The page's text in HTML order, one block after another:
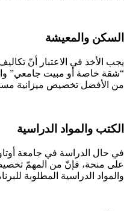
السكن والمعيشة
يجب الأخذ في الاعتبار أنّ
“شقة خاصة أو مبيت جامعي”
من الأفضل تخصيص ميزانية
الكتب والمواد الدراسية
في حال الدراسة في جامعة
على منحة، فإنّ من المهمّ
والمواد الدراسية المطلوبة